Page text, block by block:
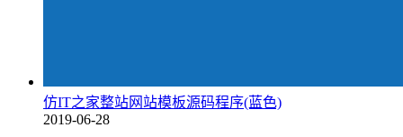
仿IT之家整站网站模板源码程序(蓝色)
2019-06-28